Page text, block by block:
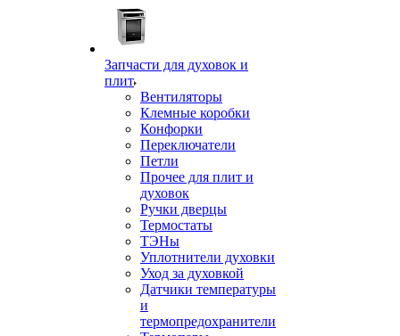
Запчасти для духовок и
плит
Вентиляторы
Клемные коробки
Конфорки
Переключатели
Петли
Прочее для плит и
духовок
Ручки дверцы
Термостаты
ТЭНы
Уплотнители духовки
Уход за духовкой
Датчики температуры
и
термопредохранители